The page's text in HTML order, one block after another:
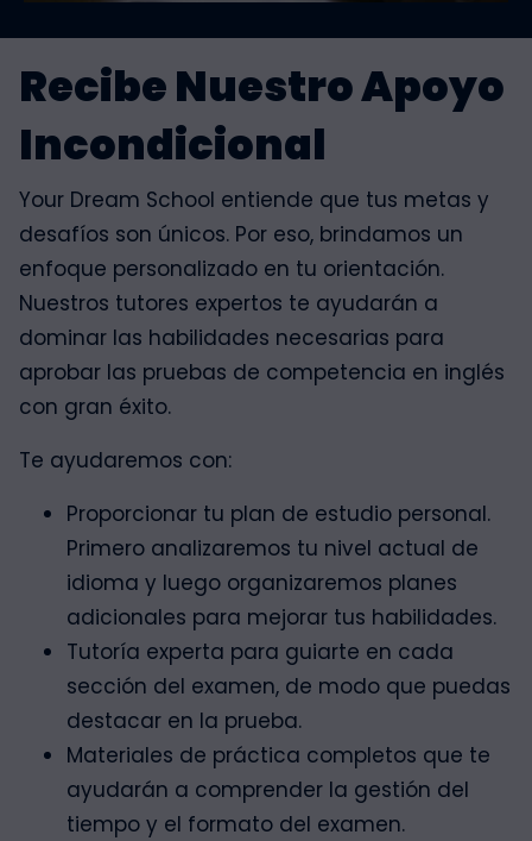
Recibe Nuestro Apoyo
Incondicional
Your Dream School entiende que tus metas y
desafíos son únicos. Por eso, brindamos un
enfoque personalizado en tu orientación.
Nuestros tutores expertos te ayudarán a
dominar las habilidades necesarias para
aprobar las pruebas de competencia en inglés
con gran éxito.
Te ayudaremos con:
Proporcionar tu plan de estudio personal.
Primero analizaremos tu nivel actual de
idioma y luego organizaremos planes
adicionales para mejorar tus habilidades.
Tutoría experta para guiarte en cada
sección del examen, de modo que puedas
destacar en la prueba.
Materiales de práctica completos que te
ayudarán a comprender la gestión del
tiempo y el formato del examen.